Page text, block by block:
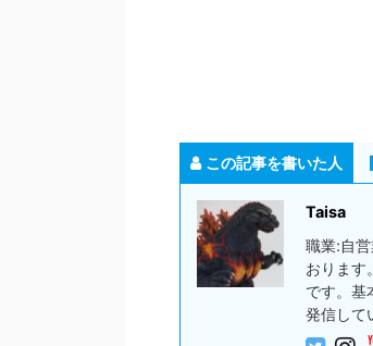
この記事を書いた人
Taisa
職業:自
おります
です。基
発信して